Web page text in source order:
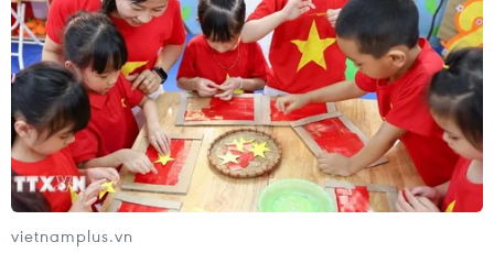
Biểu hiện của effortless beauty có thể là hình ảnh một
gương mặt trang điểm không cầu kỳ kèm hashtag
#wakeuplikethis, một mái tóc rối tự nhiên, hay việc chăm
da đơn giản, gọn nhẹ.
vietnamplus.vn